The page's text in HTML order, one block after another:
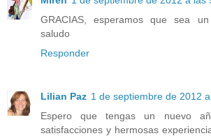
GRACIAS, esperamos que sea
saludo
Responder
Lilian Paz 1 de septiembre de 2012
Espero que tengas un nuevo
satisfacciones y hermosas